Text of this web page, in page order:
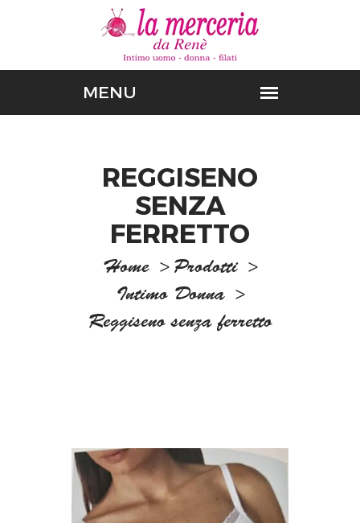
REGGISENO
SENZA
FERRETTO
Home > Prodotti >
Intimo Donna >
Reggiseno senza ferretto